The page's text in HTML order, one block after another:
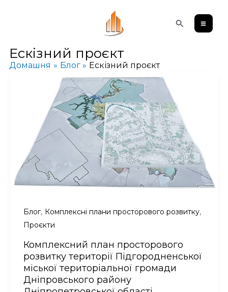
Пошук
Ескізний проєкт
Домашня Блог Ескізний проєкт
Блог, Комплексні плани просторового розвитку,
Проєкти
Комплексний план просторового
розвитку території Підгородненської
міської територіальної громади
Дніпровського району